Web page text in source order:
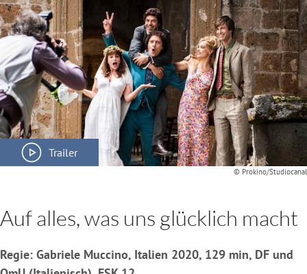
Trailer
© Prokino/Studiocanal
Auf alles, was uns glücklich macht
Regie: Gabriele Muccino, Italien 2020, 129 min, DF und